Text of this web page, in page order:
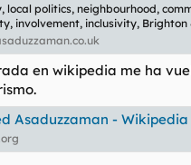
local politics, neighbourhood,
involvement, inclusivity, Brighton
en wikipedia me ha
Asaduzzaman - Wikipedia